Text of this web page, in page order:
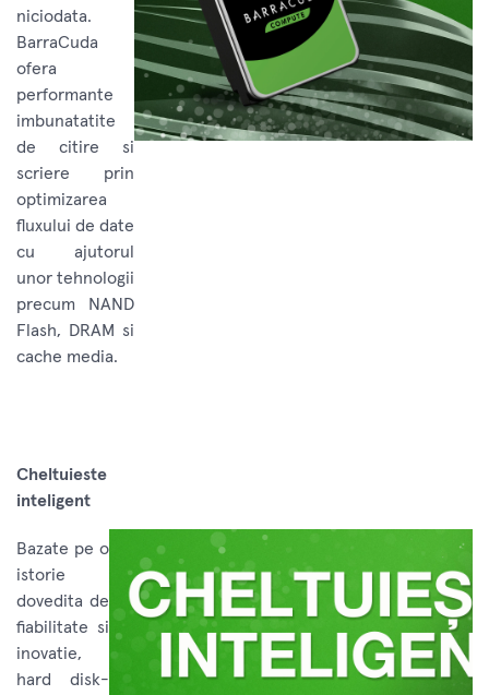
niciodata.
BarraCuda
ofera
performante
imbunatatite
de citire si
scriere prin
optimizarea
fluxului de date
cu ajutorul
unor tehnologii
precum NAND
Flash, DRAM si
cache media.
Cheltuieste
inteligent
Bazate pe o
istorie
dovedita de
fiabilitate si
inovatie,
hard disk-